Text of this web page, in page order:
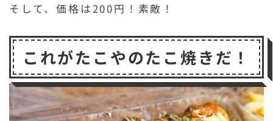
そして、価格は200円！素敵！
これがたこやのたこ焼きだ！